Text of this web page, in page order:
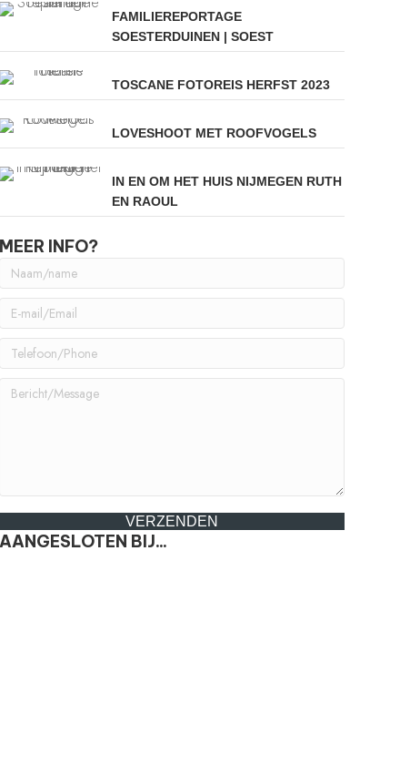
FAMILIEREPORTAGE
SOESTERDUINEN | SOEST
TOSCANE FOTOREIS HERFST 2023
LOVESHOOT MET ROOFVOGELS
IN EN OM HET HUIS NIJMEGEN RUTH
EN RAOUL
MEER INFO?
VERZENDEN
AANGESLOTEN BIJ...